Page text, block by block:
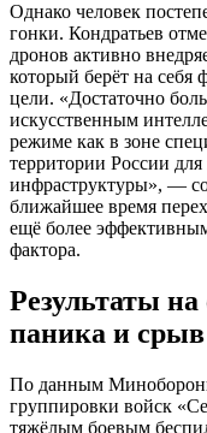
Однако человек
гонки. Кондратьев
дронов активно
который берёт на себя
цели. «Достаточно
искусственным
режиме как в зоне
территории России
инфраструктуры», —
ближайшее время
ещё более
фактора.
Результаты
паника и
По данным
группировки войск
тяжёлым боевым